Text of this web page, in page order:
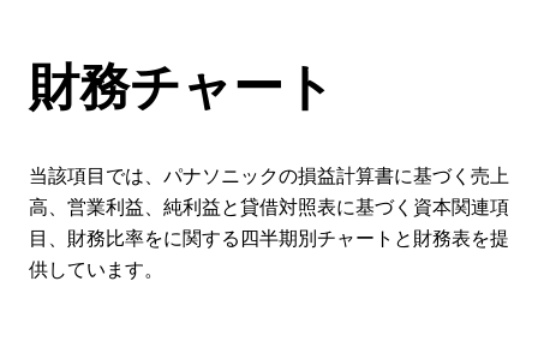
財務チャート
当該項目では、パナソニックの損益計算書に基づく売上
高、営業利益、純利益と貸借対照表に基づく資本関連項
目、財務比率をに関する四半期別チャートと財務表を提
供しています。